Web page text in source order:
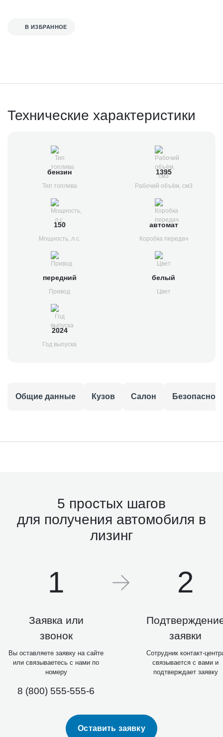
В ИЗБРАННОЕ
Технические характеристики
бензин
Тип топлива
1395
Рабочий объём, см3
150
Мощность, л.с.
автомат
Коробка передач
передний
Привод
белый
Цвет
2024
Год выпуска
Общие данные Кузов Салон
5 простых шагов
для получения автомобиля в
лизинг
1
Заявка или
звонок
Вы оставляете заявку на сайте
или связываетесь с нами по
номеру
8 (800) 555-555-6
2
заявки
Сотрудник контакт-
связывается с вами и
подтверждает заявку
Оставить заявку